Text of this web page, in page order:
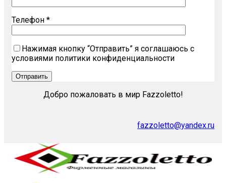
Телефон *
Нажимая кнопку “Отправить” я соглашаюсь с
условиями политики конфиденциальности
Добро пожаловать в мир Fazzoletto!
fazzoletto@yandex.ru